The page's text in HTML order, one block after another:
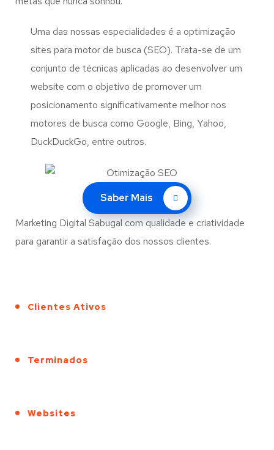
Uma das nossas especialidades é a optimização
sites para motor de busca (SEO). Trata-se de um
conjunto de técnicas aplicadas ao desenvolver um
website com o objetivo de promover um
posicionamento significativamente melhor nos
motores de busca como Google, Bing, Yahoo,
DuckDuckGo, entre outros.
Saber Mais
Marketing Digital Sabugal com qualidade e criatividade
para garantir a satisfação dos nossos clientes.
Clientes Ativos
Terminados
Websites